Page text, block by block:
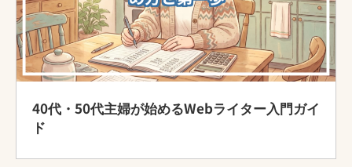
40代・50代主婦が始めるWebライター入門ガイ
ド